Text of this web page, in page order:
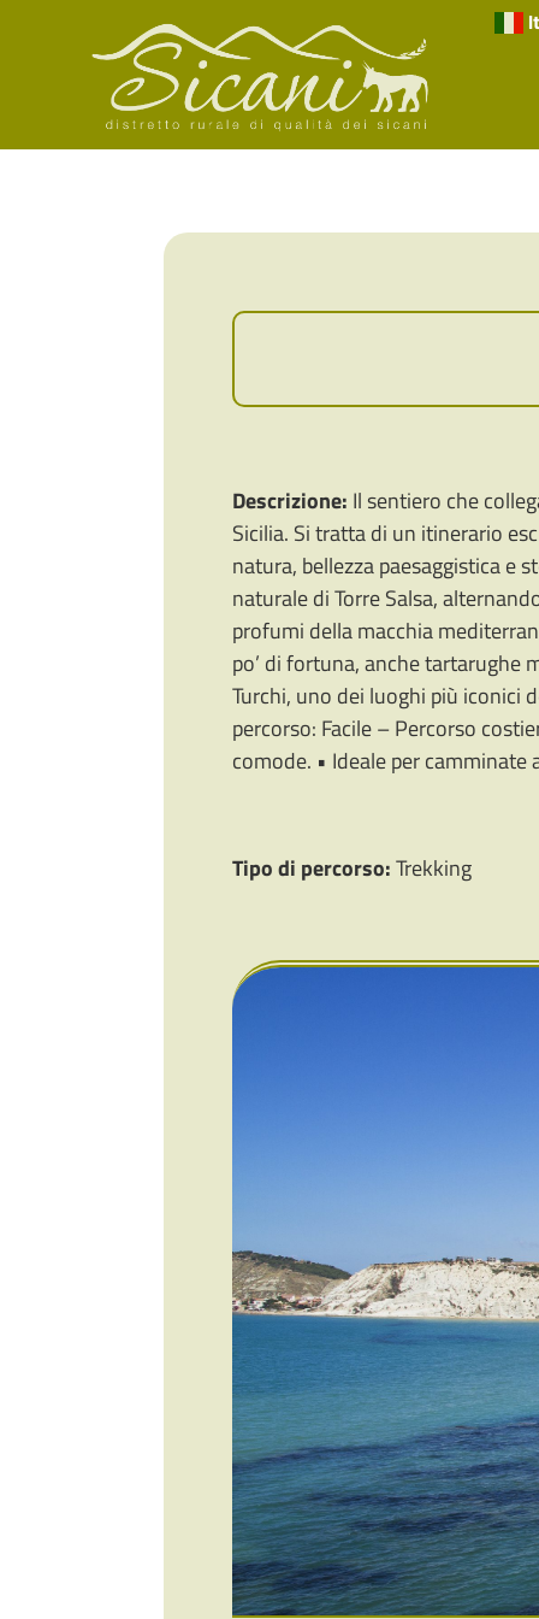
Descrizione: Il sentiero che
Sicilia. Si tratta di un itinerario
natura, bellezza paesaggistica e
naturale di Torre Salsa,
profumi della macchia
po’ di fortuna, anche tartarughe
Turchi, uno dei luoghi più iconici
percorso: Facile – Percorso
comode. • Ideale per
Tipo di percorso:Trekking